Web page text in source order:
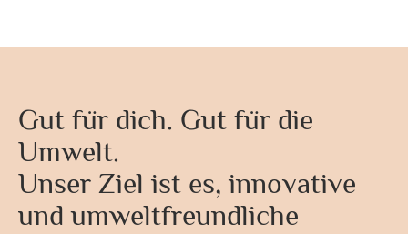
Gut für dich. Gut für die
Umwelt.
Unser Ziel ist es, innovative
und umweltfreundliche